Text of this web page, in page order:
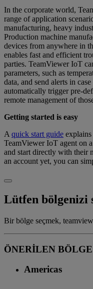
In the corporate world,
range of application
manufacturing, heavy
Production machine
devices from anywhere in
enables fast and efficient
parties. TeamViewer IoT
parameters, such as
data, and send alerts in
automatically trigger pre-
remote management of
Getting started is easy
A quick start guide
TeamViewer IoT agent on
and start directly with their
an account yet, you can
Lütfen bölgenizi
Bir bölge seçmek,
ÖNERİLEN BÖLGE
Americas